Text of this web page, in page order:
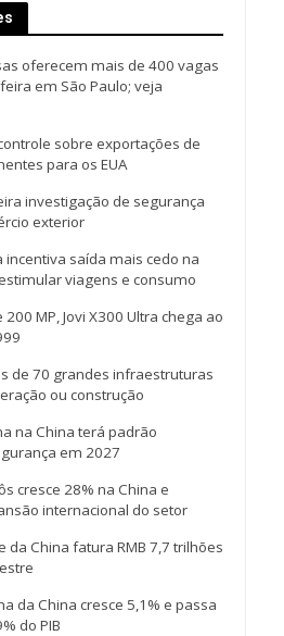
oferecem mais de 400 vagas
em São Paulo; veja
sobre exportações de
para os EUA
investigação de segurança
exterior
incentiva saída mais cedo na
viagens e consumo
MP, Jovi X300 Ultra chega ao
de 70 grandes infraestruturas
ou construção
na China terá padrão
em 2027
cresce 28% na China e
internacional do setor
da China fatura RMB 7,7 trilhões
da China cresce 5,1% e passa
do PIB